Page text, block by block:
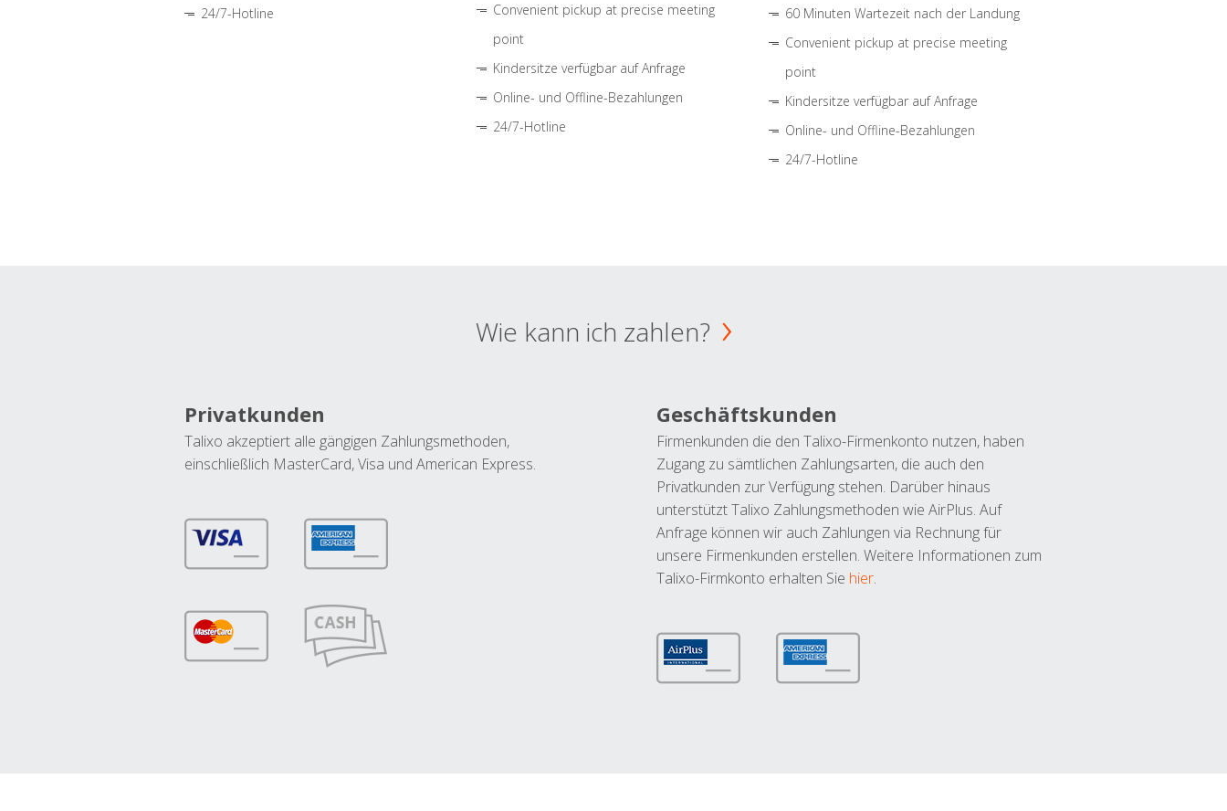
24/7-Hotline
Convenient pickup at precise meeting
point
Kindersitze verfügbar auf Anfrage
Online- und Offline-Bezahlungen
24/7-Hotline
60 Minuten Wartezeit nach der Landung
Convenient pickup at precise meeting
point
Kindersitze verfügbar auf Anfrage
Online- und Offline-Bezahlungen
24/7-Hotline
Wie kann ich zahlen?
Privatkunden
Talixo akzeptiert alle gängigen Zahlungsmethoden,
einschließlich MasterCard, Visa und American Express.
Geschäftskunden
Firmenkunden die den Talixo-Firmenkonto nutzen, haben
Zugang zu sämtlichen Zahlungsarten, die auch den
Privatkunden zur Verfügung stehen. Darüber hinaus
unterstützt Talixo Zahlungsmethoden wie AirPlus. Auf
Anfrage können wir auch Zahlungen via Rechnung für
unsere Firmenkunden erstellen. Weitere Informationen zum
Talixo-Firmkonto erhalten Sie hier.